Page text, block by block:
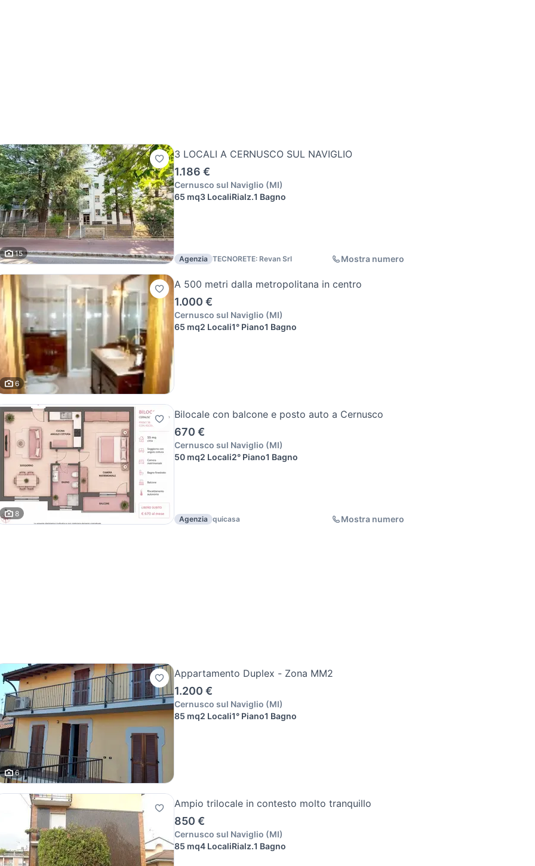
15
3 LOCALI A CERNUSCO SUL NAVIGLIO
1.186 €
Cernusco sul Naviglio (MI)
65 mq3 LocaliRialz.1 Bagno
Agenzia TECNORETE: Revan Srl Mostra numero
6
A 500 metri dalla metropolitana in centro
1.000 €
Cernusco sul Naviglio (MI)
65 mq2 Locali1° Piano1 Bagno
8
Bilocale con balcone e posto auto a Cernusco
670 €
Cernusco sul Naviglio (MI)
50 mq2 Locali2° Piano1 Bagno
Agenzia quicasa Mostra numero
6
Appartamento Duplex - Zona MM2
1.200 €
Cernusco sul Naviglio (MI)
85 mq2 Locali1° Piano1 Bagno
Ampio trilocale in contesto molto tranquillo
850 €
Cernusco sul Naviglio (MI)
85 mq4 LocaliRialz.1 Bagno